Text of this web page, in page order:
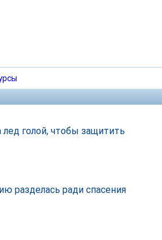
голой, чтобы защитить
разделась ради спасения